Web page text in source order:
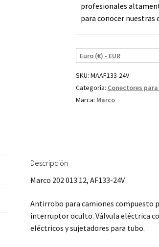
profesionales
para conocer nuestras
Euro (€) - EUR
SKU: MAAF133-24V
Categoría: Conectores
Marca: Marco
Descripción
Marco 202 013 12, AF133-24V
Antirrobo para camiones compuesto
interruptor oculto. Válvula eléctrica
eléctricos y sujetadores para tubo.